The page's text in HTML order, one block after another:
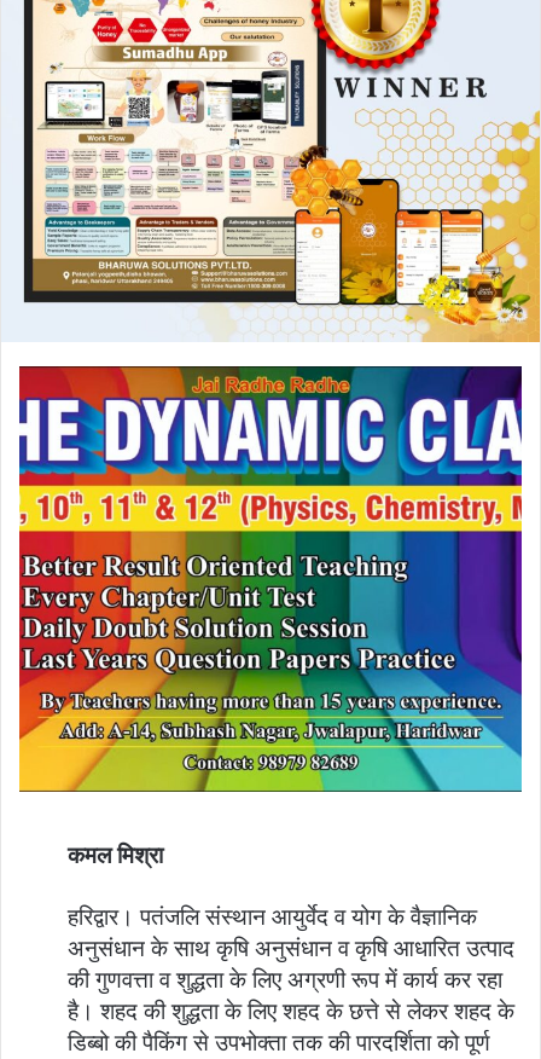
कमल मिश्रा
हरिद्वार। पतंजलि संस्थान आयुर्वेद व योग के वैज्ञानिक
अनुसंधान के साथ कृषि अनुसंधान व कृषि आधारित उत्पाद
की गुणवत्ता व शुद्धता के लिए अग्रणी रूप में कार्य कर रहा
है। शहद की शुद्धता के लिए शहद के छत्ते से लेकर शहद के
डिब्बो की पैकिंग से उपभोक्ता तक की पारदर्शिता को पूर्ण